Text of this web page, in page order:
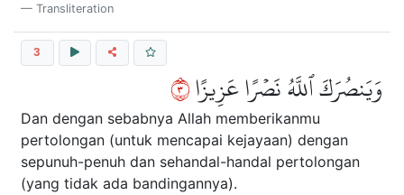
Transliteration
3
وَيَنصُرَكَ ٱللَّهُ نَصۡرًا عَزِيزًا٣
Dan dengan sebabnya Allah memberikanmu
pertolongan (untuk mencapai kejayaan) dengan
sepunuh-penuh dan sehandal-handal pertolongan
(yang tidak ada bandingannya).